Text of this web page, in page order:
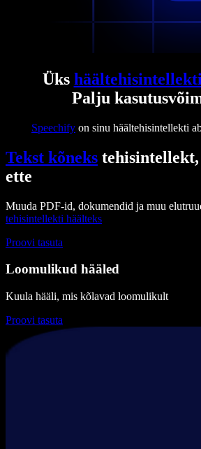
Üks
Palju
Speechify on sinu häältehisintellekti
Tekst kõneks
ette
Muuda PDF-id, dokumendid ja muu
tehisintellekti häälteks
Proovi tasuta
Loomulikud hääled
Kuula hääli, mis kõlavad loomulikult
Proovi tasuta